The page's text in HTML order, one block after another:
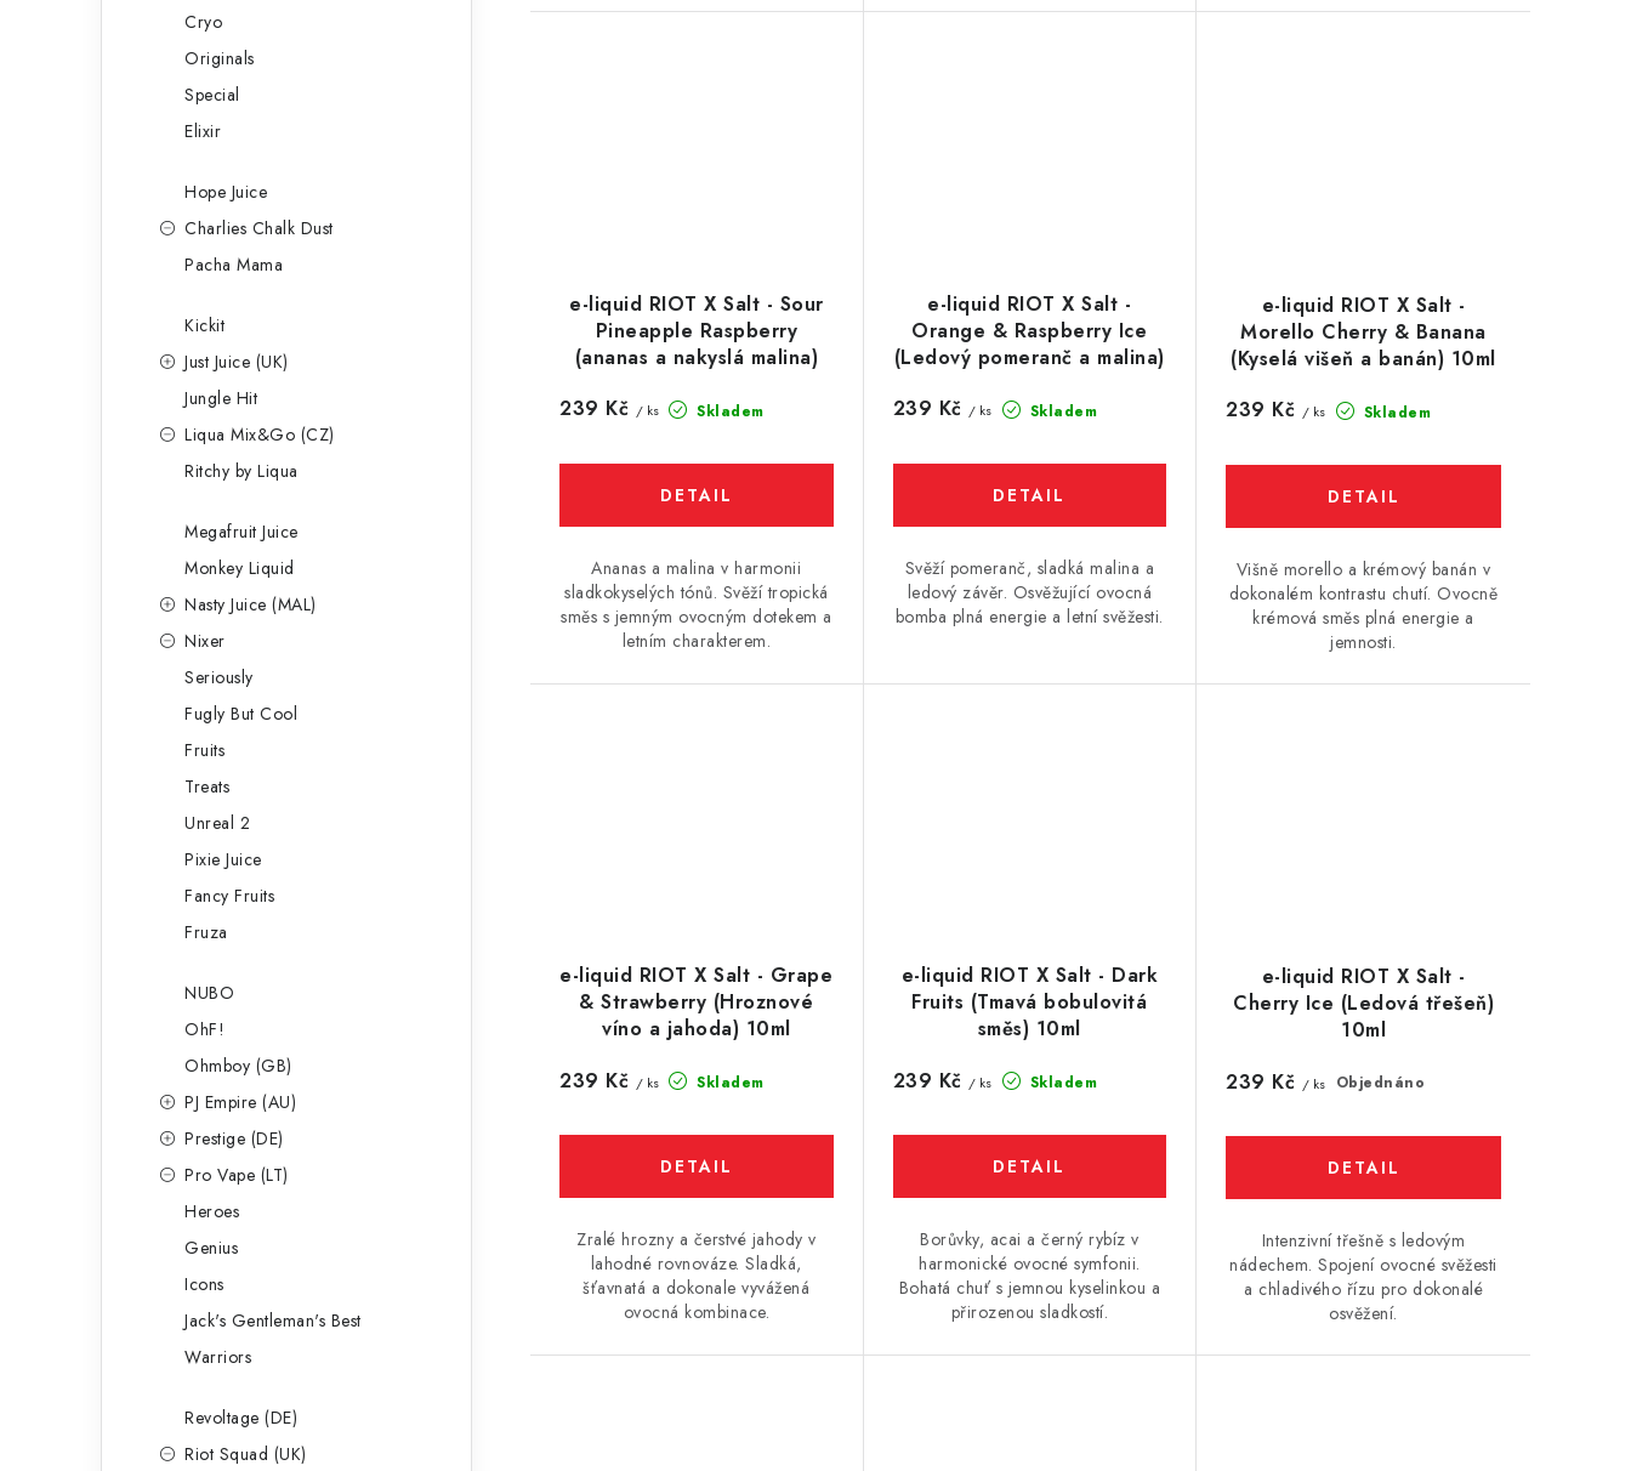
Cryo
Originals
Special
Elixir
Hope Juice
Charlies Chalk Dust
Pacha Mama
Kickit
Just Juice (UK)
Jungle Hit
Liqua Mix&Go (CZ)
Ritchy by Liqua
Megafruit Juice
Monkey Liquid
Nasty Juice (MAL)
Nixer
Seriously
Fugly But Cool
Fruits
Treats
Unreal 2
Pixie Juice
Fancy Fruits
Fruza
NUBO
OhF!
Ohmboy (GB)
PJ Empire (AU)
Prestige (DE)
Pro Vape (LT)
Heroes
Genius
Icons
Jack's Gentleman's Best
Warriors
Revoltage (DE)
Riot Squad (UK)
e-liquid RIOT X Salt - Sour
Pineapple Raspberry
(ananas a nakyslá malina)
Skladem
239 Kč / ks
Ananas a malina v harmonii
sladkokyselých tónů. Svěží tropická
směs s jemným ovocným dotekem a
letním charakterem.
e-liquid RIOT X Salt -
Orange & Raspberry Ice
(Ledový pomeranč a malina)
Skladem
239 Kč / ks
Svěží pomeranč, sladká malina a
ledový závěr. Osvěžující ovocná
bomba plná energie a letní svěžesti.
e-liquid RIOT X Salt -
Morello Cherry & Banana
(Kyselá višeň a banán) 10ml
Skladem
239 Kč / ks
Višně morello a krémový banán v
dokonalém kontrastu chutí. Ovocně
krémová směs plná energie a
jemnosti.
e-liquid RIOT X Salt - Grape
& Strawberry (Hroznové
víno a jahoda) 10ml
Skladem
239 Kč / ks
Zralé hrozny a čerstvé jahody v
lahodné rovnováze. Sladká,
šťavnatá a dokonale vyvážená
ovocná kombinace.
e-liquid RIOT X Salt - Dark
Fruits (Tmavá bobulovitá
směs) 10ml
Skladem
239 Kč / ks
Borůvky, acai a černý rybíz v
harmonické ovocné symfonii.
Bohatá chuť s jemnou kyselinkou a
přirozenou sladkostí.
e-liquid RIOT X Salt -
Cherry Ice (Ledová třešeň)
10ml
Objednáno
239 Kč / ks
Intenzivní třešně s ledovým
nádechem. Spojení ovocné svěžesti
a chladivého řízu pro dokonalé
osvěžení.